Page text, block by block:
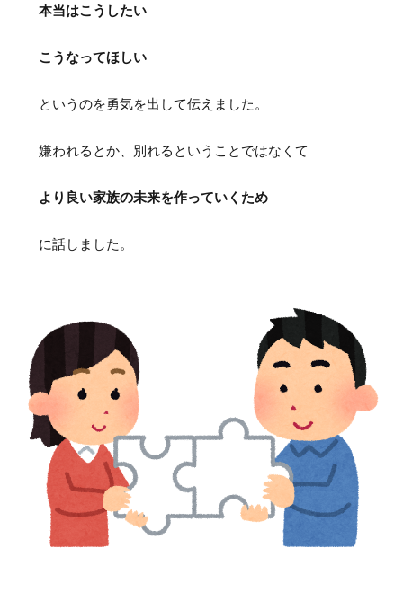
本当はこうしたい
こうなってほしい
というのを勇気を出して伝えました。
嫌われるとか、別れるということではなくて
より良い家族の未来を作っていくため
に話しました。